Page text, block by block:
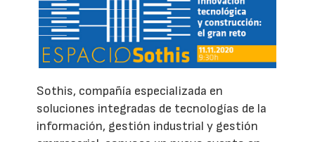
Sothis, compañía especializada en
soluciones integradas de tecnologías de la
información, gestión industrial y gestión